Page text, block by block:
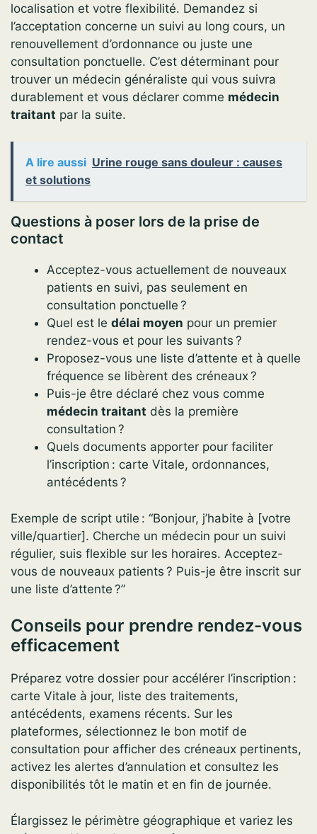
localisation et votre flexibilité. Demandez si
l’acceptation concerne un suivi au long cours, un
renouvellement d’ordonnance ou juste une
consultation ponctuelle. C’est déterminant pour
trouver un médecin généraliste qui vous suivra
durablement et vous déclarer comme médecin
traitant par la suite.
A lire aussi Urine rouge sans douleur : causes
et solutions
Questions à poser lors de la prise de
contact
Acceptez-vous actuellement de nouveaux
patients en suivi, pas seulement en
consultation ponctuelle ?
Quel est le délai moyen pour un premier
rendez-vous et pour les suivants ?
Proposez-vous une liste d’attente et à quelle
fréquence se libèrent des créneaux ?
Puis-je être déclaré chez vous comme
médecin traitant dès la première
consultation ?
Quels documents apporter pour faciliter
l’inscription : carte Vitale, ordonnances,
antécédents ?
Exemple de script utile : “Bonjour, j’habite à [votre
ville/quartier]. Cherche un médecin pour un suivi
régulier, suis flexible sur les horaires. Acceptez-
vous de nouveaux patients ? Puis-je être inscrit sur
une liste d’attente ?”
Conseils pour prendre rendez-vous
efficacement
Préparez votre dossier pour accélérer l’inscription :
carte Vitale à jour, liste des traitements,
antécédents, examens récents. Sur les
plateformes, sélectionnez le bon motif de
consultation pour afficher des créneaux pertinents,
activez les alertes d’annulation et consultez les
disponibilités tôt le matin et en fin de journée.
Élargissez le périmètre géographique et variez les